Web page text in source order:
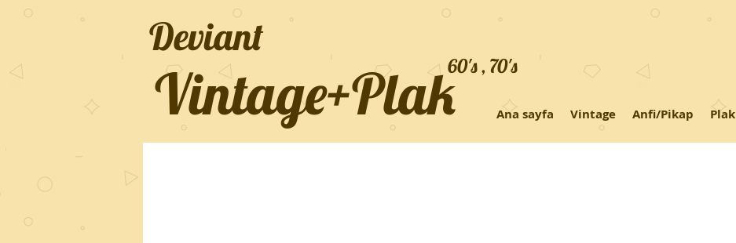
Vintage+Plak Ana sayfa Vintage Anfi/Pikap Plak
Deviant
60's , 70's